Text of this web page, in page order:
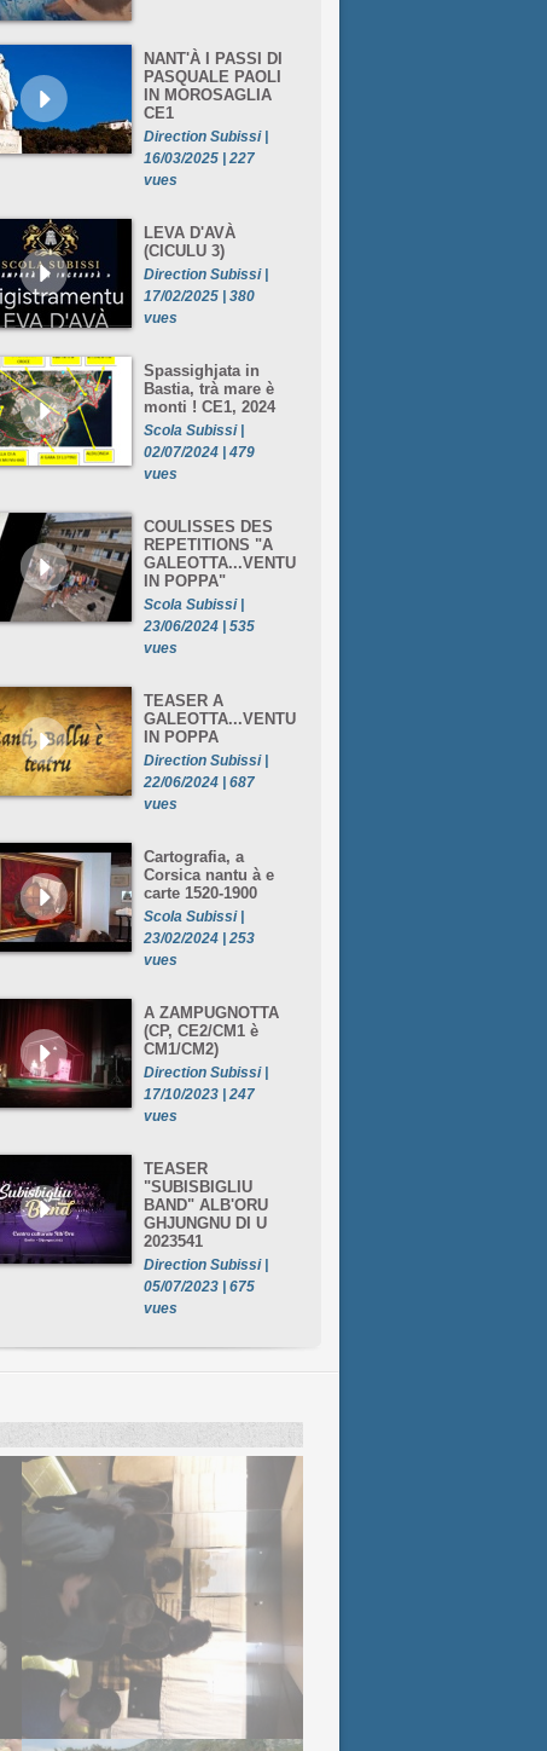
NANT'À I PASSI DI
PASQUALE PAOLI
IN MOROSAGLIA
CE1
Direction Subissi |
16/03/2025 | 227
vues
LEVA D'AVÀ
(CICULU 3)
Direction Subissi |
17/02/2025 | 380
vues
Spassighjata in
Bastia, trà mare è
monti ! CE1, 2024
Scola Subissi |
02/07/2024 | 479
vues
COULISSES DES
REPETITIONS "A
GALEOTTA...VENTU
IN POPPA"
Scola Subissi |
23/06/2024 | 535
vues
TEASER A
GALEOTTA...VENTU
IN POPPA
Direction Subissi |
22/06/2024 | 687
vues
Cartografia, a
Corsica nantu à e
carte 1520-1900
Scola Subissi |
23/02/2024 | 253
vues
A ZAMPUGNOTTA
(CP, CE2/CM1 è
CM1/CM2)
Direction Subissi |
17/10/2023 | 247
vues
TEASER
"SUBISBIGLIU
BAND" ALB'ORU
GHJUNGNU DI U
2023541
Direction Subissi |
05/07/2023 | 675
vues